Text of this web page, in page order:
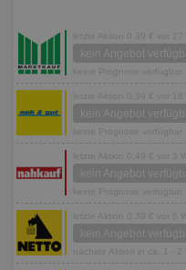
letzte Aktion 0,39 € vor 27
kein Angebot
keine Prognose verfügbar
letzte Aktion 0,39 € vor 18
kein Angebot
keine Prognose verfügbar
letzte Aktion 0,49 € vor 3
kein Angebot
keine Prognose verfügbar
letzte Aktion 0,39 € vor 5
kein Angebot
nächste Aktion in ca. 1 - 2